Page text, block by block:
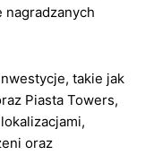
takie jak
Piasta Towers,
oraz